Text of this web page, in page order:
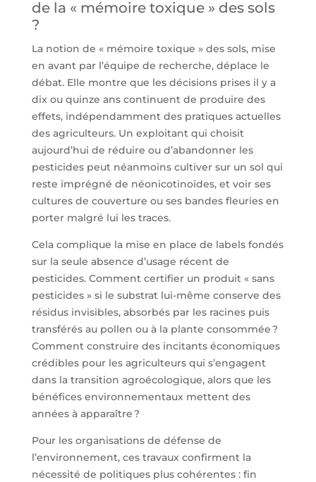
de la « mémoire toxique » des sols
?
La notion de « mémoire toxique » des sols, mise
en avant par l’équipe de recherche, déplace le
débat. Elle montre que les décisions prises il y a
dix ou quinze ans continuent de produire des
effets, indépendamment des pratiques actuelles
des agriculteurs. Un exploitant qui choisit
aujourd’hui de réduire ou d’abandonner les
pesticides peut néanmoins cultiver sur un sol qui
reste imprégné de néonicotinoïdes, et voir ses
cultures de couverture ou ses bandes fleuries en
porter malgré lui les traces.
Cela complique la mise en place de labels fondés
sur la seule absence d’usage récent de
pesticides. Comment certifier un produit « sans
pesticides » si le substrat lui-même conserve des
résidus invisibles, absorbés par les racines puis
transférés au pollen ou à la plante consommée ?
Comment construire des incitants économiques
crédibles pour les agriculteurs qui s’engagent
dans la transition agroécologique, alors que les
bénéfices environnementaux mettent des
années à apparaître ?
Pour les organisations de défense de
l’environnement, ces travaux confirment la
nécessité de politiques plus cohérentes : fin